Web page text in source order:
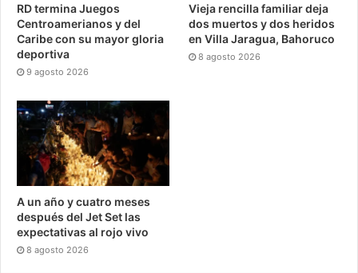
RD termina Juegos
Centroamerianos y del
Caribe con su mayor gloria
deportiva
9 agosto 2026
Vieja rencilla familiar deja
dos muertos y dos heridos
en Villa Jaragua, Bahoruco
8 agosto 2026
A un año y cuatro meses
después del Jet Set las
expectativas al rojo vivo
8 agosto 2026